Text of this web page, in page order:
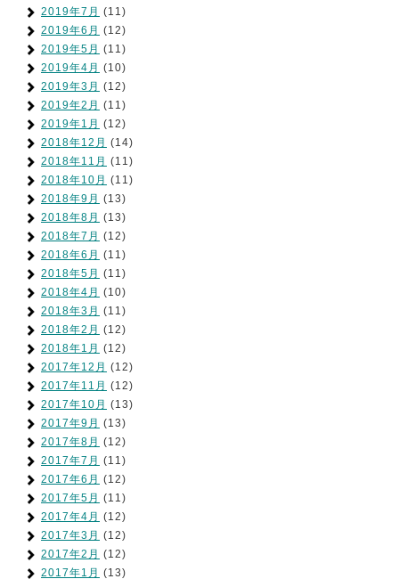
2019年7月 (11)
2019年6月 (12)
2019年5月 (11)
2019年4月 (10)
2019年3月 (12)
2019年2月 (11)
2019年1月 (12)
2018年12月 (14)
2018年11月 (11)
2018年10月 (11)
2018年9月 (13)
2018年8月 (13)
2018年7月 (12)
2018年6月 (11)
2018年5月 (11)
2018年4月 (10)
2018年3月 (11)
2018年2月 (12)
2018年1月 (12)
2017年12月 (12)
2017年11月 (12)
2017年10月 (13)
2017年9月 (13)
2017年8月 (12)
2017年7月 (11)
2017年6月 (12)
2017年5月 (11)
2017年4月 (12)
2017年3月 (12)
2017年2月 (12)
2017年1月 (13)